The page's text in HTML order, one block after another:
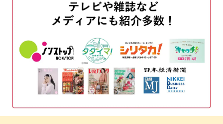
明日からのサロンワークに活かしてみてくださいね♪
ステッカーを貼り付ける
ポイントでブラックを入れる
サブアートのやり方 13:24
トップジェルでコーティングする
サブアートにステッカーを貼る
まとめ 18:18